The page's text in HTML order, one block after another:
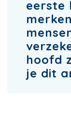
eerste
hoofd
je dit